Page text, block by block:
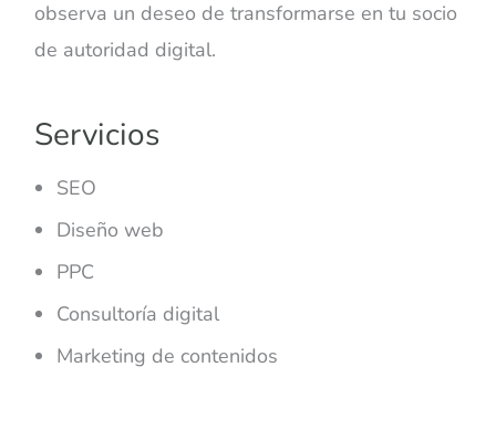
observa un deseo de transformarse en tu socio
de autoridad digital.
Servicios
SEO
Diseño web
PPC
Consultoría digital
Marketing de contenidos